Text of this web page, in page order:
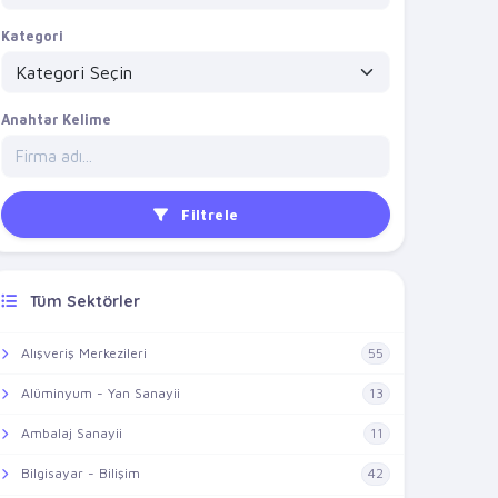
Kategori
Anahtar Kelime
Filtrele
Tüm Sektörler
Alışveriş Merkezileri 55
Alüminyum - Yan Sanayii 13
Ambalaj Sanayii 11
Bilgisayar - Bilişim 42